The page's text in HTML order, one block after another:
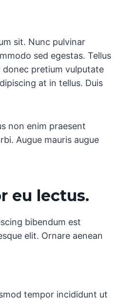
sit. Nunc pulvinar
sed egestas. Tellus
donec pretium vulputate
at in tellus. Duis
non enim praesent
Augue mauris augue
eu lectus.
bibendum est
elit. Ornare aenean
tempor incididunt ut